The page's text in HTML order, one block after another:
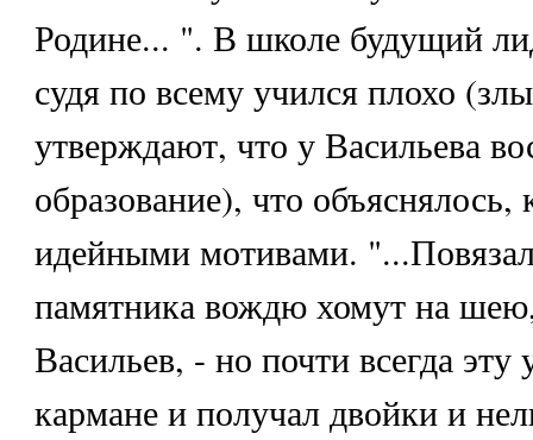
Родине... ". В школе будущий
судя по всему учился плохо
утверждают, что у Васильева
образование), что объяснялось,
идейными мотивами.
памятника вождю хомут на
Васильев, - но почти всегда эту
кармане и получал двойки и